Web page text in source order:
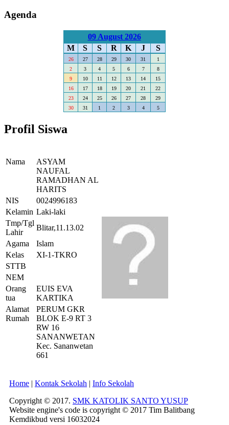
Agenda
09 August 2026
M
S S R K J S
26 27 28 29 30 31
1
2
3 4 5 6 7
8
9
10 11 12 13 14
15
16
17 18 19 20 21
22
23
24 25 26 27 28
29
30
31 1 2 3 4 5
Profil Siswa
Nama
ASYAM
NAUFAL
RAMADHAN AL
HARITS
NIS
0024996183
Kelamin Laki-laki
Tmp/Tgl
Lahir
Blitar,11.13.02
Agama
Islam
Kelas
XI-1-TKRO
STTB
NEM
Orang
tua
EUIS EVA
KARTIKA
Alamat
Rumah
PERUM GKR
BLOK E-9 RT 3
RW 16
SANANWETAN
Kec. Sananwetan
661
Home | Kontak Sekolah | Info Sekolah
Copyright © 2017. SMK KATOLIK SANTO YUSUP
Website engine's code is copyright © 2017 Tim Balitbang
Kemdikbud versi 16032024